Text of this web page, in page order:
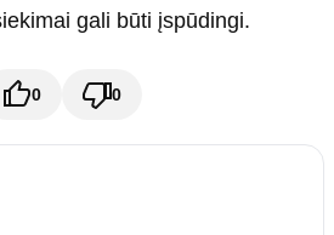
gali būti įspūdingi.
0 0